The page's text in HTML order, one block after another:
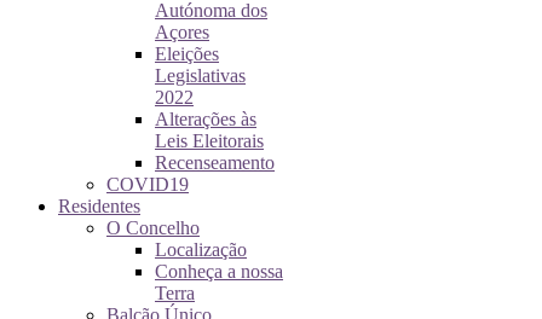
Autónoma dos
Açores
Eleições
Legislativas
2022
Alterações às
Leis Eleitorais
Recenseamento
COVID19
Residentes
O Concelho
Localização
Conheça a nossa
Terra
Balcão Único